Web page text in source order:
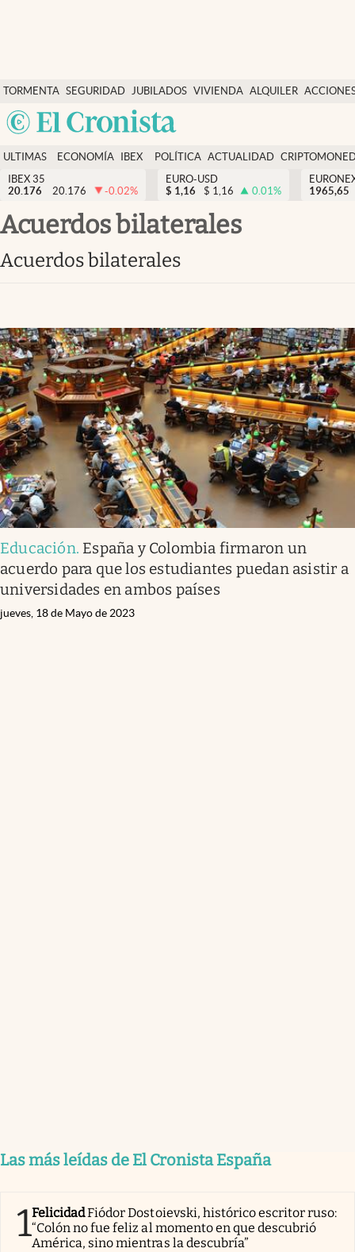
TORMENTA SEGURIDAD
SOCIAL
JUBILADOS VIVIENDA ALQUILER
USA
Economía y finanzas
Política
Actualidad
Criptomonedas
España
ULTIMAS
NOTICIAS
ECONOMÍA
FINANZAS
IBEX
EURO
POLÍTICA ACTUALIDAD
IBEX 35
20.176
20.176 -0.02%
EURO-USD
$ 1,16 $ 1,16 0.01%
1965,65
acuerdos bilaterales
acuerdos bilaterales
Educación. España y Colombia firmaron un
acuerdo para que los estudiantes puedan asistir a
universidades en ambos países
jueves, 18 de Mayo de 2023
Las más leídas de El Cronista España
1FelicidadFiódor Dostoievski, histórico escritor ruso:
“Colón no fue feliz al momento en que descubrió
América, sino mientras la descubría”